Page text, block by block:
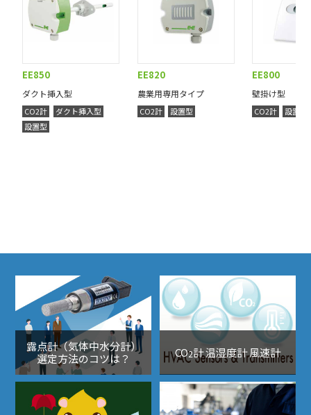
EE850
ダクト挿入型
CO2計
ダクト挿入型
設置型
EE820
農業用専用タイプ
CO2計 設置型
EE800
壁掛け型
CO2計 設置型
露点計（気体中水分計）
選定方法のコツは？
CO2計 温湿度計 風速計